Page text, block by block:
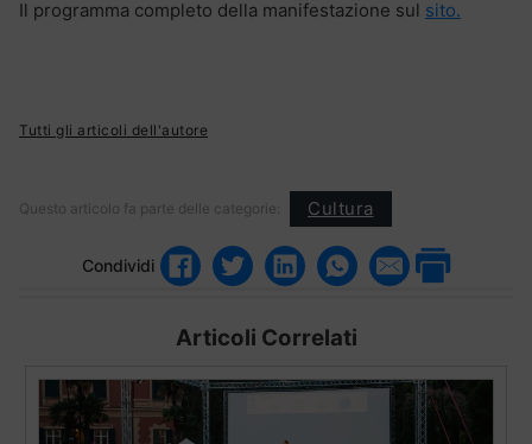
Il programma completo della manifestazione sul sito.
Tutti gli articoli dell'autore
Questo articolo fa parte delle categorie: Cultura
Condividi
Articoli Correlati